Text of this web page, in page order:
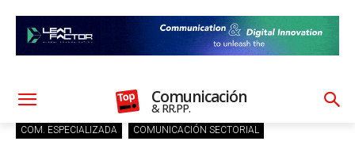
Comunicación
& RR.PP.
COM. ESPECIALIZADA COMUNICACIÓN SECTORIAL